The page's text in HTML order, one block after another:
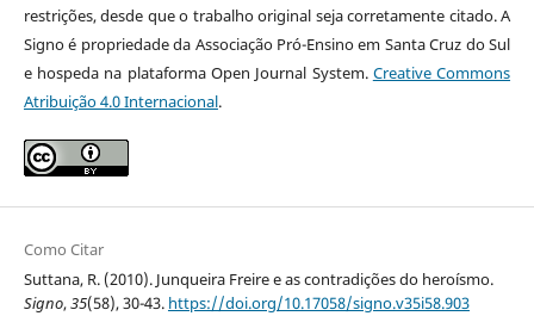
restrições, desde que o trabalho original seja corretamente citado. A
Signo é propriedade da Associação Pró-Ensino em Santa Cruz do Sul
e hospeda na plataforma Open Journal System. Creative Commons
Atribuição 4.0 Internacional.
Como Citar
Suttana, R. (2010). Junqueira Freire e as contradições do heroísmo.
Signo,35(58), 30-43. https://doi.org/10.17058/signo.v35i58.903